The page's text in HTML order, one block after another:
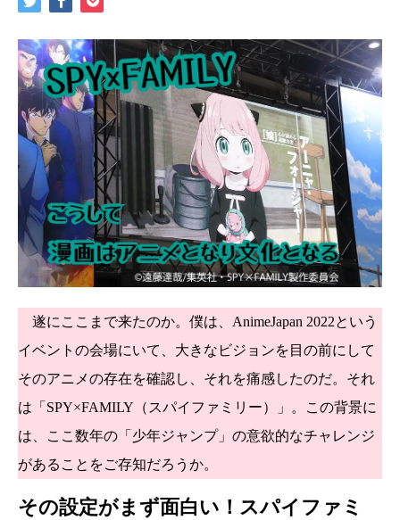
遂にここまで来たのか。僕は、AnimeJapan 2022という
イベントの会場にいて、大きなビジョンを目の前にして
そのアニメの存在を確認し、それを痛感したのだ。それ
は「SPY×FAMILY（スパイファミリー）」。この背景に
は、ここ数年の「少年ジャンプ」の意欲的なチャレンジ
があることをご存知だろうか。
その設定がまず面白い！スパイファミ